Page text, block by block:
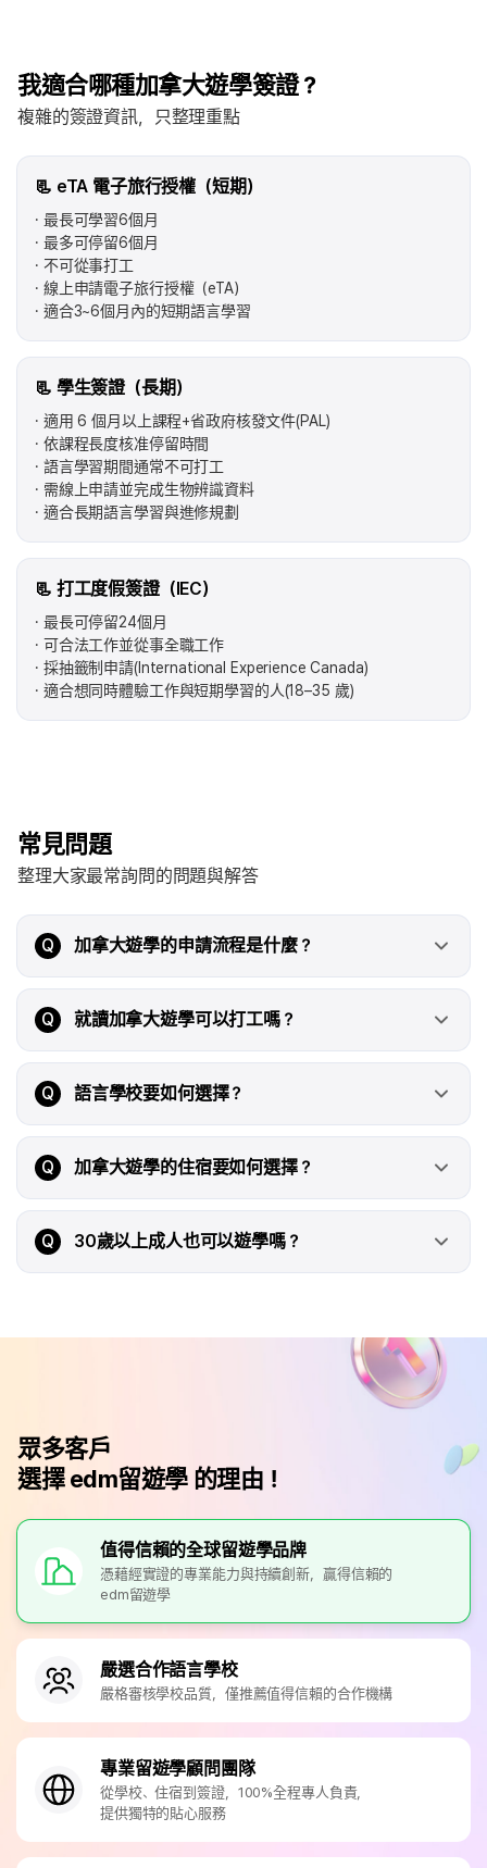
我適合哪種加拿大遊學簽證？
複雜的簽證資訊，只整理重點
📃 eTA 電子旅行授權（短期）
最長可學習6個月
最多可停留6個月
不可從事打工
線上申請電子旅行授權（eTA）
適合3~6個月內的短期語言學習
📃 學生簽證（長期）
適用 6 個月以上課程+省政府核發文件(PAL)
依課程長度核准停留時間
語言學習期間通常不可打工
需線上申請並完成生物辨識資料
適合長期語言學習與進修規劃
📃 打工度假簽證（IEC）
最長可停留24個月
可合法工作並從事全職工作
採抽籤制申請(International Experience Canada)
適合想同時體驗工作與短期學習的人(18–35 歲)
常見問題
整理大家最常詢問的問題與解答
Q 加拿大遊學的申請流程是什麼？
Q 就讀加拿大遊學可以打工嗎？
Q 語言學校要如何選擇？
Q 加拿大遊學的住宿要如何選擇？
Q 30歲以上成人也可以遊學嗎？
眾多客戶
選擇 edm留遊學 的理由！
值得信賴的全球留遊學品牌
憑藉經實證的專業能力與持續創新，贏得信賴的
edm留遊學
嚴選合作語言學校
嚴格審核學校品質，僅推薦值得信賴的合作機構
專業留遊學顧問團隊
從學校、住宿到簽證，100%全程專人負責，
提供獨特的貼心服務